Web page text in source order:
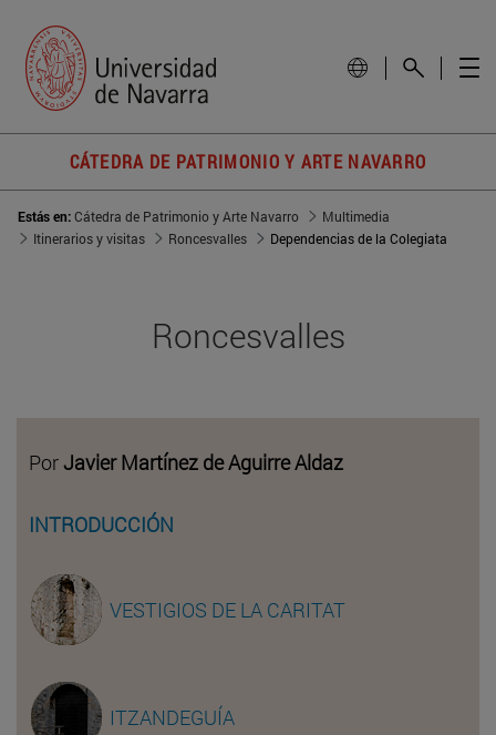
CÁTEDRA DE PATRIMONIO Y ARTE NAVARRO
Estás en:Cátedra de Patrimonio y Arte Navarro
Multimedia
Itinerarios y visitas
Roncesvalles Dependencias de la Colegiata
Roncesvalles
PorJavier Martínez de Aguirre Aldaz
INTRODUCCIÓN
VESTIGIOS DE LA CARITAT
ITZANDEGUÍA